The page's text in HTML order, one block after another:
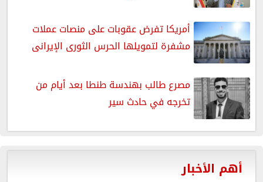
أمريكا تفرض عقوبات على منصات عملات
مشفرة لتمويلها الحرس الثورى الإيرانى
مصرع طالب بهندسة طنطا بعد أيام من
تخرجه في حادث سير
أهم الأخبار